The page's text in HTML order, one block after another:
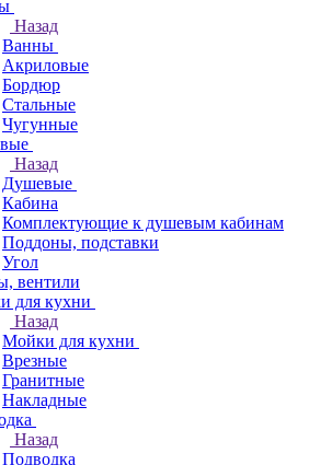
Назад
Ванны
Акриловые
Бордюр
Стальные
Чугунные
Назад
Душевые
Кабина
Комплектующие к душевым кабинам
Поддоны, подставки
Угол
вентили
для кухни
Назад
Мойки для кухни
Врезные
Гранитные
Накладные
Назад
Подводка